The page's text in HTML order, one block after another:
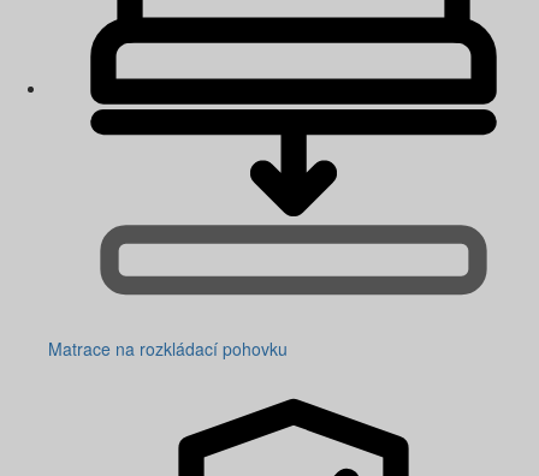
Matrace na rozkládací pohovku